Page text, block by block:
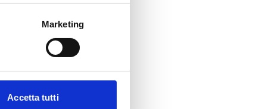
Marketing
Accetta tutti